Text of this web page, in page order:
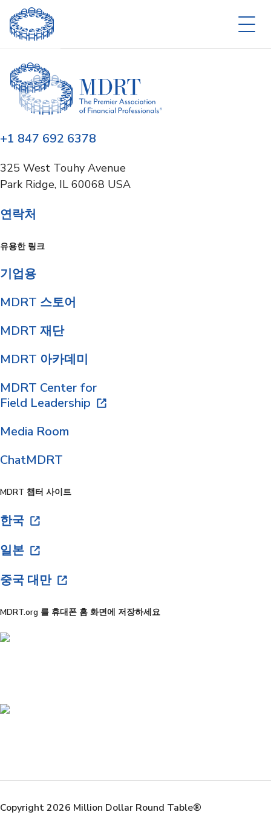
+1 847 692 6378
325 West Touhy Avenue
Park Ridge, IL 60068 USA
연락처
유용한 링크
기업용
MDRT 스토어
MDRT 재단
MDRT 아카데미
MDRT Center for
Field Leadership
Media Room
ChatMDRT
MDRT 챕터 사이트
한국
일본
중국 대만
MDRT.org 를 휴대폰 홈 화면에 저장하세요
Copyright 2026 Million Dollar Round Table®